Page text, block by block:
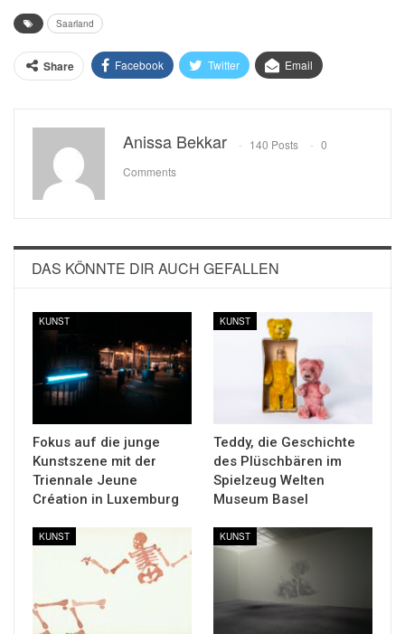
Saarland
Share Facebook Twitter Email
Anissa Bekkar 140 Posts
0
Comments
DAS KÖNNTE DIR AUCH GEFALLEN
KUNST
Fokus auf die junge
Kunstszene mit der
Triennale Jeune
Création in Luxemburg
KUNST
Teddy, die Geschichte
des Plüschbären im
Spielzeug Welten
Museum Basel
KUNST KUNST